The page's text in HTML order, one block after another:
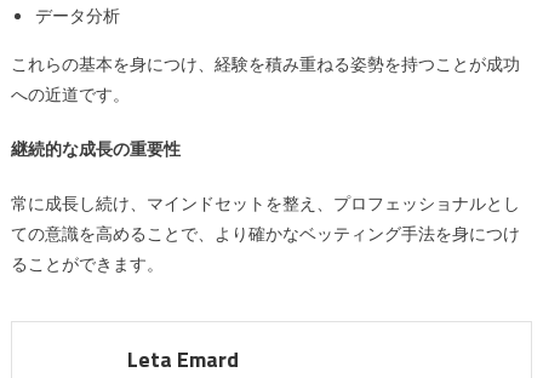
データ分析
これらの基本を身につけ、経験を積み重ねる姿勢を持つことが成功
への近道です。
継続的な成長の重要性
常に成長し続け、マインドセットを整え、プロフェッショナルとし
ての意識を高めることで、より確かなベッティング手法を身につけ
ることができます。
Leta Emard